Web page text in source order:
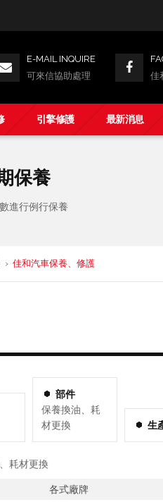
E-MAIL INQUIRE
可來信協助處理
佳
引擎修護 最新消息
保養
進行例行保養
› 佳和汽車保養、修護
部件
保養換油、耗
材更換
生
耗材更換
各式廠牌